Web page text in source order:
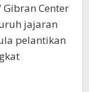
Center
jajaran
pelantikan